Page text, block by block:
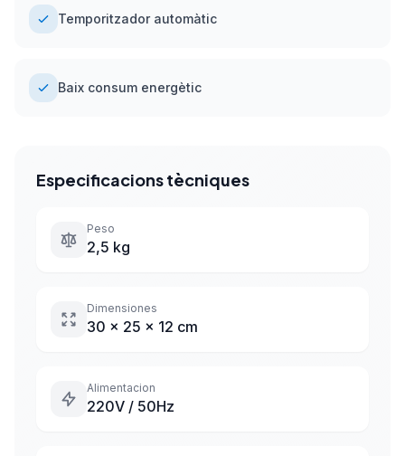
Temporitzador automàtic
Baix consum energètic
Especificacions tècniques
Peso
2,5 kg
Dimensiones
30 x 25 x 12 cm
Alimentacion
220V / 50Hz